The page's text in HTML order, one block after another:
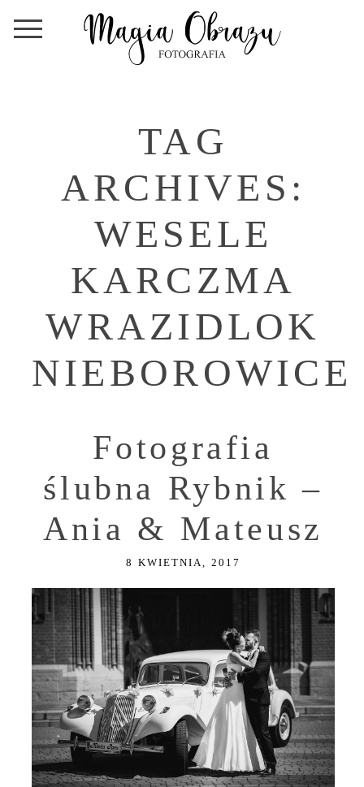
TAG
ARCHIVES:
WESELE
KARCZMA
WRAZIDLOK
NIEBOROWICE
Fotografia
ślubna Rybnik –
Ania & Mateusz
8 KWIETNIA, 2017